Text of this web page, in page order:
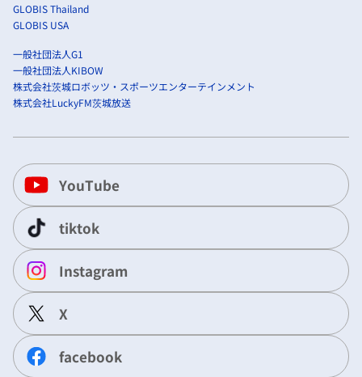
GLOBIS Thailand
GLOBIS USA
一般社団法人G1
一般社団法人KIBOW
株式会社茨城ロボッツ・スポーツエンターテインメント
株式会社LuckyFM茨城放送
YouTube
tiktok
Instagram
X
facebook